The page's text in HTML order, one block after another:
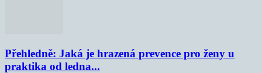
Přehledně: Jaká je hrazená prevence pro ženy u
praktika od ledna...